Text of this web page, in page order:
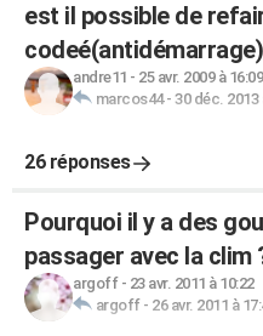
est il possible de
andre11 - 25 avr. 2009 à 16:09
marcos44- 30 déc. 2013
26 réponses
Pourquoi il y a des
passager avec la clim
argoff- 23 avr. 2011 à 10:22
argoff- 26 avr. 2011 à